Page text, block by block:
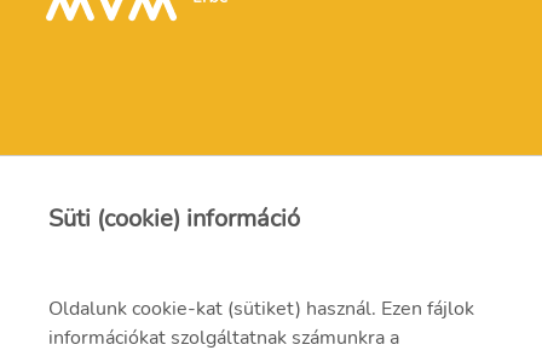
Kapcsolat
erbe@erbe.hu
Süti (cookie) információ
Oldalunk cookie-kat (sütiket) használ. Ezen fájlok
információkat szolgáltatnak számunkra a